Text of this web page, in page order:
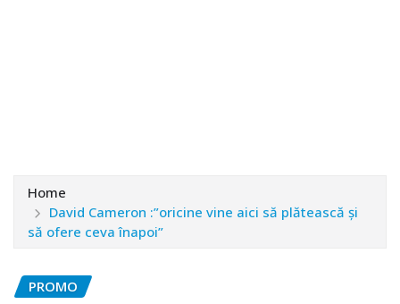
Home
David Cameron :”oricine vine aici să plătească şi
să ofere ceva înapoi”
PROMO